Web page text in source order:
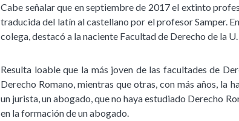
Cabe señalar que en septiembre de 2017 el extinto
traducida del latín al castellano por el profesor Samper.
colega, destacó a la naciente Facultad de Derecho de la
Resulta loable que la más joven de las facultades de
Derecho Romano, mientras que otras, con más años, la
un jurista, un abogado, que no haya estudiado Derecho
en la formación de un abogado.